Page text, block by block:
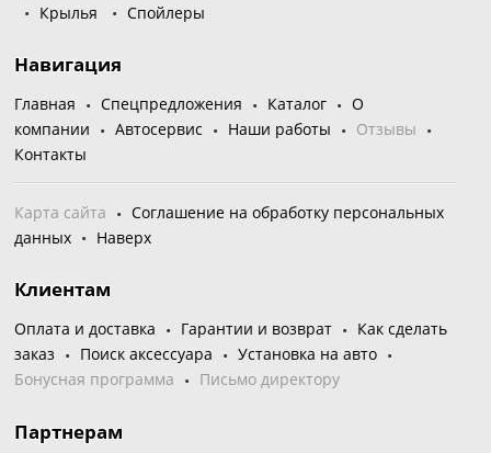
Крылья
Спойлеры
Навигация
Главная Спецпредложения Каталог
О
компании
Автосервис Наши работы
Отзывы
Контакты
Карта сайта
Соглашение на обработку персональных
данных
Наверх
Клиентам
Оплата и доставка Гарантии и возврат
Как сделать
заказ
Поиск аксессуара
Установка на авто
Бонусная программа
Письмо директору
Партнерам